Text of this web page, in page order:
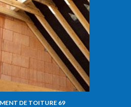
DE TOITURE 69